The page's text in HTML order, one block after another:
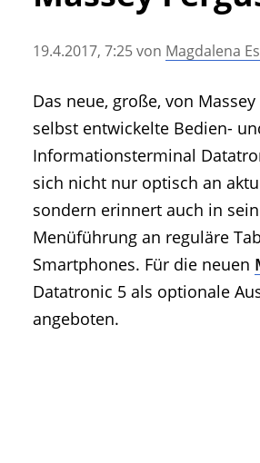
• Geschichte und
• Messen und
• Agritechnica Neuheiten
• Artikel nach Hersteller/
19.4.2017, 7:25von Magdalena
Das neue, große, von
selbst entwickelte Bedien-
Informationsterminal
sich nicht nur optisch an
sondern erinnert auch in
Menüführung an reguläre
Smartphones. Für die neuen
Datatronic 5 als optionale
angeboten.